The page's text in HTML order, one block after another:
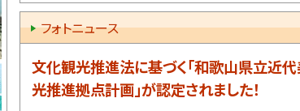
7月13日
和歌山県教育委員会臨時的任用
代美術館）
7月6日 令和8年度教員業務支援員の募集
7月3日 令和9年度和歌山県立高等学校入
フォトニュース
文化観光推進法に基づく「和歌山県立近
光推進拠点計画」が認定されました！